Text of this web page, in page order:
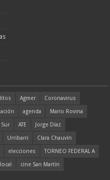
Agmer
Coronavirus
agenda
Mario Rovina
Sur ATE
Jorge Díaz
Urribarri
Clara Chauvín
elecciones
TORNEO FEDERAL A
cine San Martín